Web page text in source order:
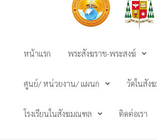
หน้าแรก พระสังฆราช-พระสงฆ์
ศูนย์/ หน่วยงาน/ แผนก วัดในสัง
โรงเรียนในสังฆมณฑล ติดต่อเรา